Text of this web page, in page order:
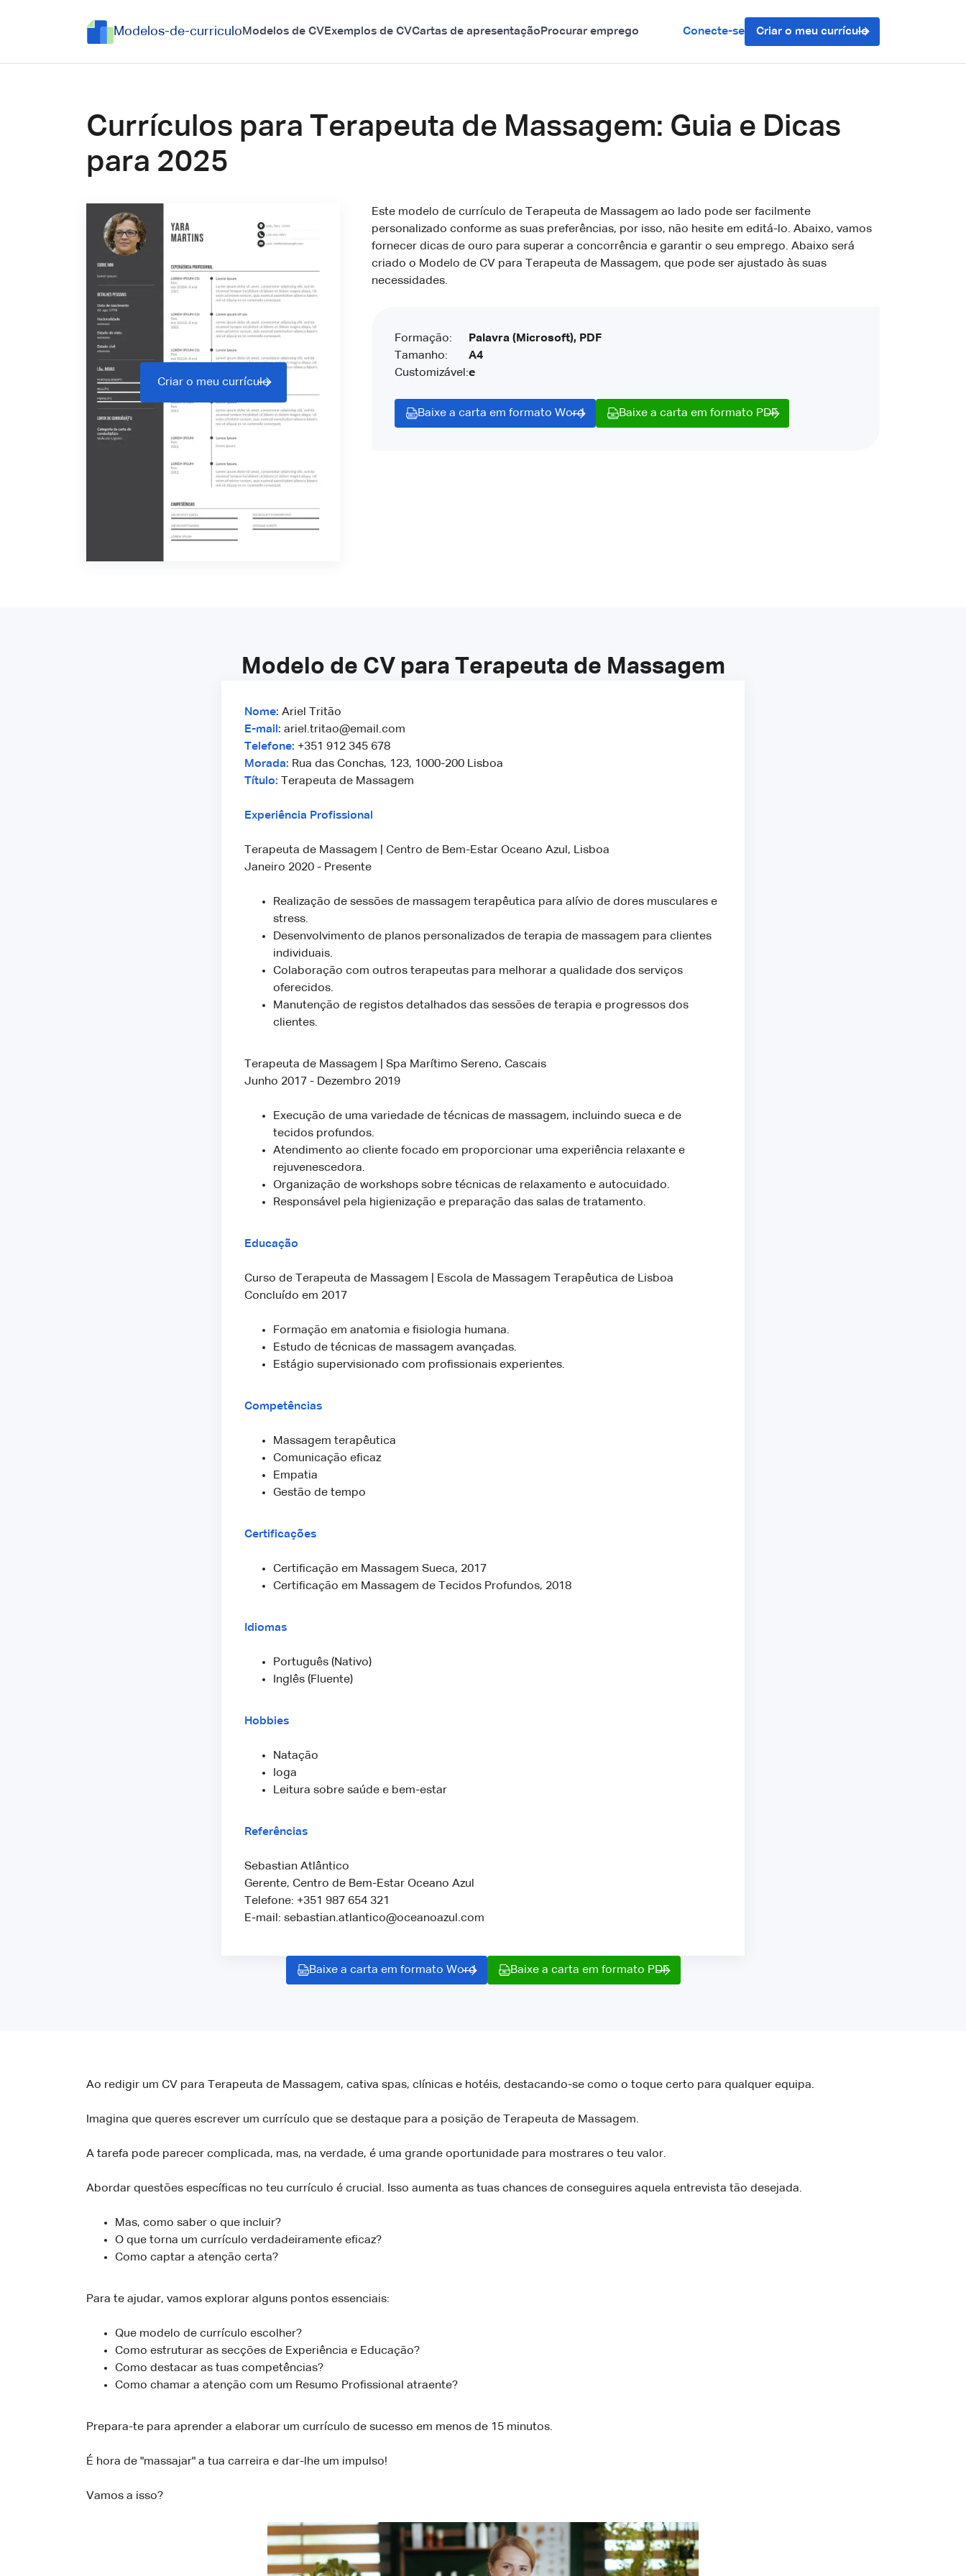
Modelos-de-curriculo Modelos de CVExemplos de CVCartas de apresentação Procurar emprego Conecte-se Criar o meu currículo
Currículos para Terapeuta de Massagem: Guia e Dicas
para 2025
Criar o meu currículo
Este modelo de currículo de Terapeuta de Massagem ao lado pode ser facilmente
personalizado conforme as suas preferências, por isso, não hesite em editá-lo. Abaixo, vamos
fornecer dicas de ouro para superar a concorrência e garantir o seu emprego. Abaixo será
criado o Modelo de CV para Terapeuta de Massagem, que pode ser ajustado às suas
necessidades.
Formação:
Tamanho:
Customizável:
Palavra (Microsoft), PDF
A4
e
Baixe a carta em formato Word Baixe a carta em formato PDF
Modelo de CV para Terapeuta de Massagem
Nome: Ariel Tritão
E-mail: ariel.tritao@email.com
Telefone: +351 912 345 678
Morada: Rua das Conchas, 123, 1000-200 Lisboa
Título: Terapeuta de Massagem
Experiência Profissional
Terapeuta de Massagem | Centro de Bem-Estar Oceano Azul, Lisboa
Janeiro 2020 - Presente
Realização de sessões de massagem terapêutica para alívio de dores musculares e
stress.
Desenvolvimento de planos personalizados de terapia de massagem para clientes
individuais.
Colaboração com outros terapeutas para melhorar a qualidade dos serviços
oferecidos.
Manutenção de registos detalhados das sessões de terapia e progressos dos
clientes.
Terapeuta de Massagem | Spa Marítimo Sereno, Cascais
Junho 2017 - Dezembro 2019
Execução de uma variedade de técnicas de massagem, incluindo sueca e de
tecidos profundos.
Atendimento ao cliente focado em proporcionar uma experiência relaxante e
rejuvenescedora.
Organização de workshops sobre técnicas de relaxamento e autocuidado.
Responsável pela higienização e preparação das salas de tratamento.
Educação
Curso de Terapeuta de Massagem | Escola de Massagem Terapêutica de Lisboa
Concluído em 2017
Formação em anatomia e fisiologia humana.
Estudo de técnicas de massagem avançadas.
Estágio supervisionado com profissionais experientes.
Competências
Massagem terapêutica
Comunicação eficaz
Empatia
Gestão de tempo
Certificações
Certificação em Massagem Sueca, 2017
Certificação em Massagem de Tecidos Profundos, 2018
Idiomas
Português (Nativo)
Inglês (Fluente)
Hobbies
Natação
Ioga
Leitura sobre saúde e bem-estar
Referências
Sebastian Atlântico
Gerente, Centro de Bem-Estar Oceano Azul
Telefone: +351 987 654 321
E-mail: sebastian.atlantico@oceanoazul.com
Baixe a carta em formato Word Baixe a carta em formato PDF
Ao redigir um CV para Terapeuta de Massagem, cativa spas, clínicas e hotéis, destacando-se como o toque certo para qualquer equipa.
Imagina que queres escrever um currículo que se destaque para a posição de Terapeuta de Massagem.
A tarefa pode parecer complicada, mas, na verdade, é uma grande oportunidade para mostrares o teu valor.
Abordar questões específicas no teu currículo é crucial. Isso aumenta as tuas chances de conseguires aquela entrevista tão desejada.
Mas, como saber o que incluir?
O que torna um currículo verdadeiramente eficaz?
Como captar a atenção certa?
Para te ajudar, vamos explorar alguns pontos essenciais:
Que modelo de currículo escolher?
Como estruturar as secções de Experiência e Educação?
Como destacar as tuas competências?
Como chamar a atenção com um Resumo Profissional atraente?
Prepara-te para aprender a elaborar um currículo de sucesso em menos de 15 minutos.
É hora de "massajar" a tua carreira e dar-lhe um impulso!
Vamos a isso?